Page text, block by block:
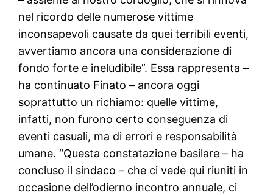
nel ricordo delle numerose vittime
inconsapevoli causate da quei terribili eventi,
avvertiamo ancora una considerazione di
fondo forte e ineludibile”. Essa rappresenta –
ha continuato Finato – ancora oggi
soprattutto un richiamo: quelle vittime,
infatti, non furono certo conseguenza di
eventi casuali, ma di errori e responsabilità
umane. “Questa constatazione basilare – ha
concluso il sindaco – che ci vede qui riuniti in
occasione dell’odierno incontro annuale, ci